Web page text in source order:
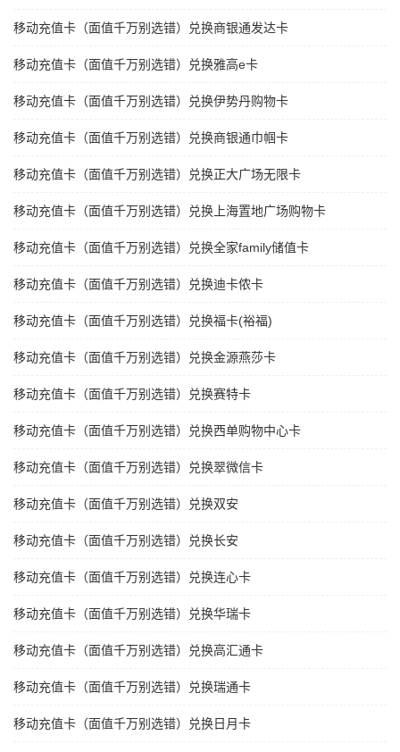
移动充值卡（面值千万别选错）兑换商银通发达卡
移动充值卡（面值千万别选错）兑换雅高e卡
移动充值卡（面值千万别选错）兑换伊势丹购物卡
移动充值卡（面值千万别选错）兑换商银通巾帼卡
移动充值卡（面值千万别选错）兑换正大广场无限卡
移动充值卡（面值千万别选错）兑换上海置地广场购物卡
移动充值卡（面值千万别选错）兑换全家family储值卡
移动充值卡（面值千万别选错）兑换迪卡侬卡
移动充值卡（面值千万别选错）兑换福卡(裕福)
移动充值卡（面值千万别选错）兑换金源燕莎卡
移动充值卡（面值千万别选错）兑换赛特卡
移动充值卡（面值千万别选错）兑换西单购物中心卡
移动充值卡（面值千万别选错）兑换翠微信卡
移动充值卡（面值千万别选错）兑换双安
移动充值卡（面值千万别选错）兑换长安
移动充值卡（面值千万别选错）兑换连心卡
移动充值卡（面值千万别选错）兑换华瑞卡
移动充值卡（面值千万别选错）兑换高汇通卡
移动充值卡（面值千万别选错）兑换瑞通卡
移动充值卡（面值千万别选错）兑换日月卡